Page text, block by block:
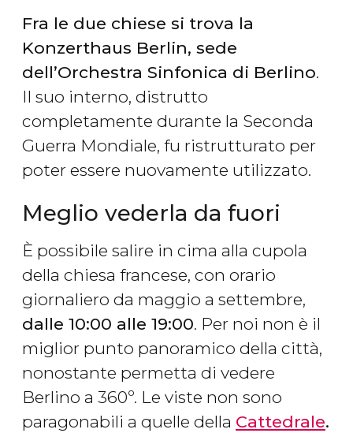
Fra le due chiese si trova la
Konzerthaus Berlin, sede
dell’Orchestra Sinfonica di Berlino.
Il suo interno, distrutto
completamente durante la Seconda
Guerra Mondiale, fu ristrutturato per
poter essere nuovamente utilizzato.
Meglio vederla da fuori
È possibile salire in cima alla cupola
della chiesa francese, con orario
giornaliero da maggio a settembre,
dalle 10:00 alle 19:00. Per noi non è il
miglior punto panoramico della città,
nonostante permetta di vedere
Berlino a 360º. Le viste non sono
paragonabili a quelle della Cattedrale.